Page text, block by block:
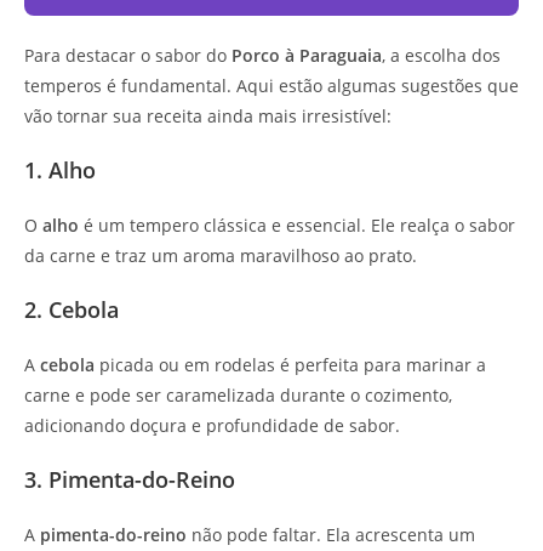
Para destacar o sabor do Porco à Paraguaia, a escolha dos
temperos é fundamental. Aqui estão algumas sugestões que
vão tornar sua receita ainda mais irresistível:
1. Alho
O alho é um tempero clássica e essencial. Ele realça o sabor
da carne e traz um aroma maravilhoso ao prato.
2. Cebola
A cebola picada ou em rodelas é perfeita para marinar a
carne e pode ser caramelizada durante o cozimento,
adicionando doçura e profundidade de sabor.
3. Pimenta-do-Reino
A pimenta-do-reino não pode faltar. Ela acrescenta um